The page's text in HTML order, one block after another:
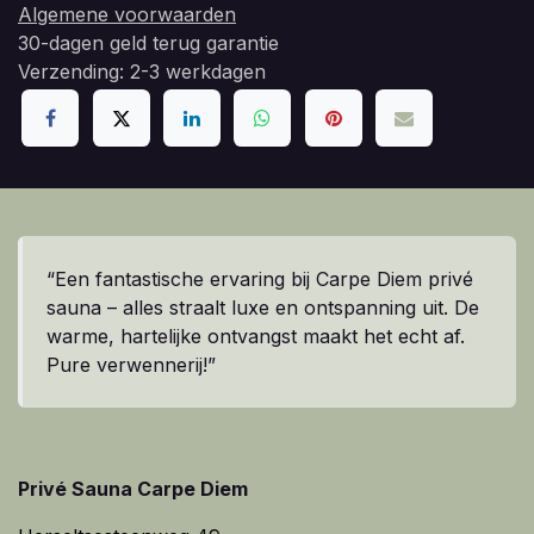
Algemene voorwaarden
30-dagen geld terug garantie
Verzending: 2-3 werkdagen
“Een fantastische ervaring bij Carpe Diem privé
sauna – alles straalt luxe en ontspanning uit. De
warme, hartelijke ontvangst maakt het echt af.
Pure verwennerij!”
Privé Sauna Carpe Diem